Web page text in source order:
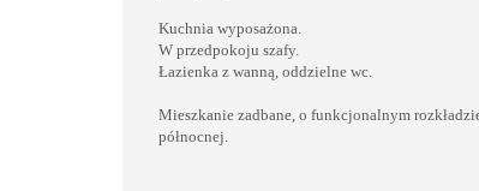
Kuchnia wyposażona.
W przedpokoju szafy.
Łazienka z wanną, oddzielne wc.
Mieszkanie zadbane, o funkcjonalnym
północnej.